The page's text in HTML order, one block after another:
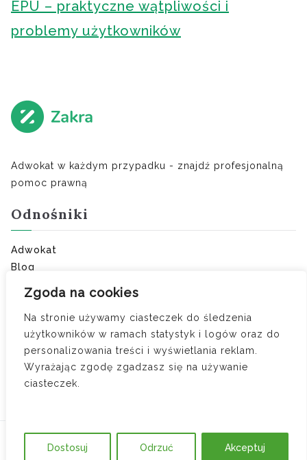
Zgoda na cookies
Na stronie używamy ciasteczek do śledzenia
użytkowników w ramach statystyk i logów oraz do
personalizowania treści i wyświetlania reklam.
Wyrażając zgodę zgadzasz się na używanie
ciasteczek.
Dostosuj Odrzuć Akceptuj
EPU – praktyczne wątpliwości i
problemy użytkowników
Adwokat w każdym przypadku - znajdź profesjonalną
pomoc prawną
Odnośniki
Adwokat
Blog
Ostatnie porady:
Umowa o zakazie konkurencji — kiedy obowiązuje i
ile wynosi odszkodowanie
Czy zdrada to jedyny powód do orzeczenia
wyłącznej winy?
Rozliczenie nakładów z majątku osobistego na
Copyright © 2026Adwokat w każdym przypadku.
Powered by
Zakraand BlockArt.